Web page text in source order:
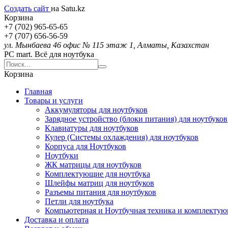
Создать сайт на Satu.kz
Корзина
+7 (702) 965-65-65
+7 (707) 656-56-59
ул. Мынбаева 46 офис № 115 этаж 1, Алматы, Казахстан
PC mart. Всё для ноутбука
Корзина
Главная
Товары и услуги
Аккумуляторы для ноутбуков
Зарядное устройство (блоки питания) для ноутбуков
Клавиатуры для ноутбуков
Кулер (Системы охлаждения) для ноутбуков
Корпуса для Ноутбуков
Ноутбуки
ЖК матрицы для ноутбуков
Комплектующие для ноутбука
Шлейфы матриц для ноутбуков
Разъемы питания для ноутбуков
Петли для ноутбука
Компьютерная и Ноутбучная техника и
Доставка и оплата